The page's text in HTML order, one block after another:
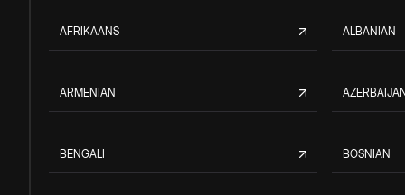
AFRIKAANS ALBANIAN
ARMENIAN
BENGALI BOSNIAN